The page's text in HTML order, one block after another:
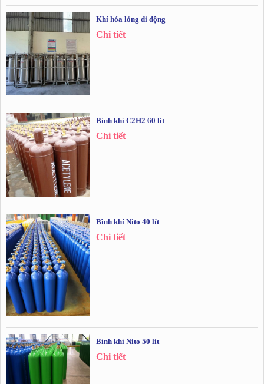
Khí hóa lỏng di động
Chi tiết
Bình khí C2H2 60 lít
Chi tiết
Bình khí Nito 40 lít
Chi tiết
Bình khí Nito 50 lít
Chi tiết